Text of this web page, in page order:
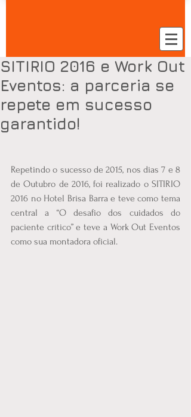
SITIRIO 2016 e Work Out
Eventos: a parceria se
repete em sucesso
garantido!
Repetindo o sucesso de 2015, nos dias 7 e 8
de Outubro de 2016, foi realizado o SITIRIO
2016 no Hotel Brisa Barra e teve como tema
central a “O desafio dos cuidados do
paciente crítico” e teve a Work Out Eventos
como sua montadora oficial.